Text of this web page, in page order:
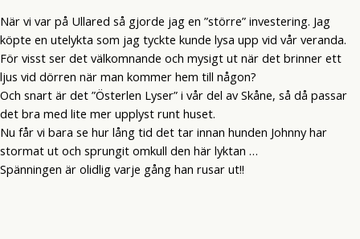
När vi var på Ullared så gjorde jag en ”större” investering. Jag
köpte en utelykta som jag tyckte kunde lysa upp vid vår veranda.
För visst ser det välkomnande och mysigt ut när det brinner ett
ljus vid dörren när man kommer hem till någon?
Och snart är det ”Österlen Lyser” i vår del av Skåne, så då passar
det bra med lite mer upplyst runt huset.
Nu får vi bara se hur lång tid det tar innan hunden Johnny har
stormat ut och sprungit omkull den här lyktan …
Spänningen är olidlig varje gång han rusar ut!!